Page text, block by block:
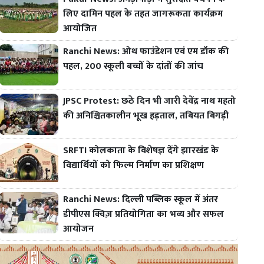
लिए दामिन पहल के तहत जागरूकता कार्यक्रम
आयोजित
Ranchi News: ओथ फाउंडेशन एवं एम डॉक की
पहल, 200 स्कूली बच्चों के दांतों की जांच
JPSC Protest: छठे दिन भी जारी देवेंद्र नाथ महतो
की अनिश्चितकालीन भूख हड़ताल, तबियत बिगड़ी
SRFTI कोलकाता के विशेषज्ञ देंगे झारखंड के
विद्यार्थियों को फिल्म निर्माण का प्रशिक्षण
Ranchi News: दिल्ली पब्लिक स्कूल में अंतर
डीपीएस क्विज़ प्रतियोगिता का भव्य और सफल
आयोजन